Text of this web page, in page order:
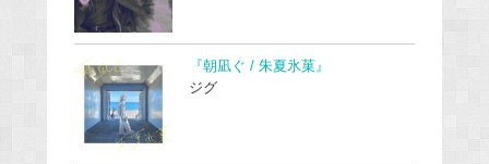
『朝凪ぐ / 朱夏氷菓』
ジグ